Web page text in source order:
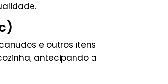
e outros itens
antecipando a